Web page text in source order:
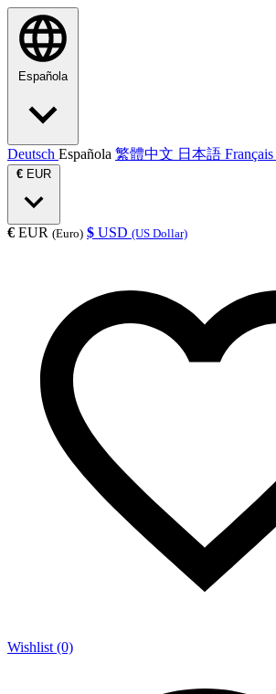
Española
Deutsch Española 繁體中文 日本語 Français
€ EUR
€ EUR (Euro) $ USD (US Dollar)
Wishlist (0)